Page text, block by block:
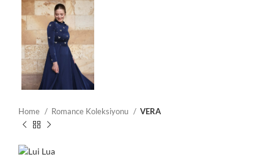
Home Romance Koleksiyonu VERA